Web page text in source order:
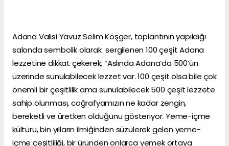
Adana Valisi Yavuz Selim Köşger, toplantının yapıldığı
salonda sembolik olarak sergilenen 100 çeşit Adana
lezzetine dikkat çekerek, “Aslında Adana’da 500’ün
üzerinde sunulabilecek lezzet var. 100 çeşit olsa bile çok
önemli bir çeşitlilik ama sunulabilecek 500 çeşit lezzete
sahip olunması, coğrafyamızın ne kadar zengin,
bereketli ve üretken olduğunu gösteriyor. Yeme-içme
kültürü, bin yılların ilmiğinden süzülerek gelen yeme-
içme çeşitliliği, bir üründen onlarca yemek ortaya